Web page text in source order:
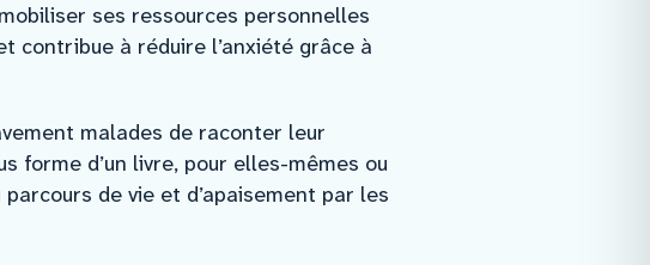
ses ressources personnelles
contribue à réduire l’anxiété grâce à
malades de raconter leur
forme d’un livre, pour elles-mêmes ou
de vie et d’apaisement par les